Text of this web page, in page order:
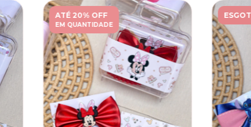
ATÉ 20% OFF
EM QUANTIDADE